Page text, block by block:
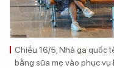
Chiều 16/5, Nhà ga quốc
bằng sữa mẹ vào phục vụ